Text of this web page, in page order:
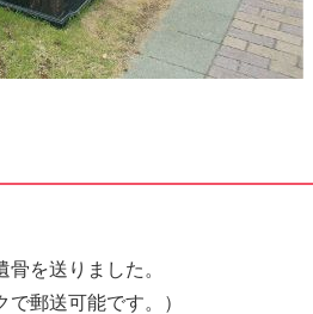
を送りました。
郵送可能です。）